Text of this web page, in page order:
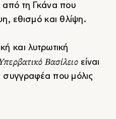
από τη Γκάνα που
εθισμό και θλίψη.
και λυτρωτική
Βασίλειο είναι
συγγραφέα που μόλις